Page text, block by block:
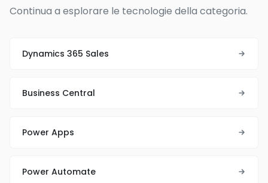
Continua a esplorare le tecnologie della categoria.
Dynamics 365 Sales
Business Central
Power Apps
Power Automate